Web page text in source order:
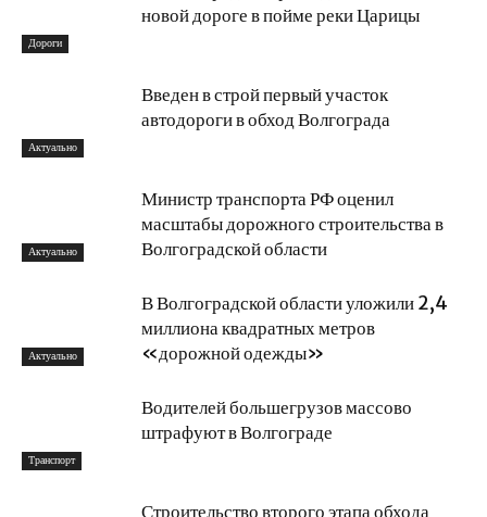
Дороги
новой дороге в пойме реки Царицы
Актуально
Введен в строй первый участок
автодороги в обход Волгограда
Актуально
Министр транспорта РФ оценил
масштабы дорожного строительства в
Волгоградской области
Актуально
В Волгоградской области уложили 2,4
миллиона квадратных метров
«дорожной одежды»
Транспорт
Водителей большегрузов массово
штрафуют в Волгограде
Строительство второго этапа обхода